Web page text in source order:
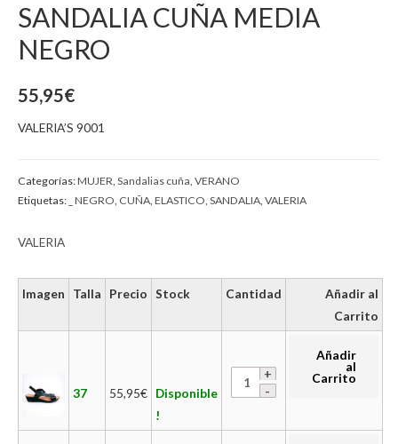
SANDALIA CUÑA MEDIA
NEGRO
55,95€
VALERIA’S 9001
Categorías:MUJER Sandalias cuña VERANO
Etiquetas: _ NEGRO CUÑA ELASTICO SANDALIA VALERIA
VALERIA
Imagen Talla Precio Stock Cantidad
Añadir al
Carrito
37 55,95€ Disponible
!
Añadir
al
Carrito